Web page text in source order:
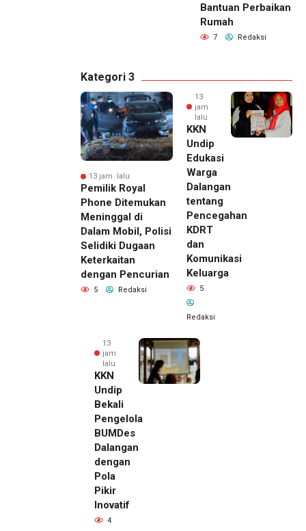
Bantuan Perbaikan
Rumah
7 Redaksi
Kategori 3
13 jam lalu
Pemilik Royal
Phone Ditemukan
Meninggal di
Dalam Mobil, Polisi
Selidiki Dugaan
Keterkaitan
dengan Pencurian
5 Redaksi
13
jam
lalu
KKN
Undip
Edukasi
Warga
Dalangan
tentang
Pencegahan
KDRT
dan
Komunikasi
Keluarga
5
Redaksi
13
jam
lalu
KKN
Undip
Bekali
Pengelola
BUMDes
Dalangan
dengan
Pola
Pikir
Inovatif
4
13 jam lalu
Pemilik